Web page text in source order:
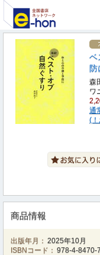
ベ
防
森
ワ
通
(
商品情報
出版年月： 2025年10月
ISBNコード： 978-4-8470-